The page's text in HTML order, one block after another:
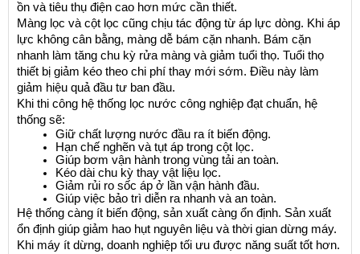
ồn và tiêu thụ điện cao hơn mức cần thiết.
Màng lọc và cột lọc cũng chịu tác động từ áp lực dòng. Khi áp
lực không cân bằng, màng dễ bám cặn nhanh. Bám cặn
nhanh làm tăng chu kỳ rửa màng và giảm tuổi thọ. Tuổi thọ
thiết bị giảm kéo theo chi phí thay mới sớm. Điều này làm
giảm hiệu quả đầu tư ban đầu.
Khi thi công hệ thống lọc nước công nghiệp đạt chuẩn, hệ
thống sẽ:
Giữ chất lượng nước đầu ra ít biến động.
Hạn chế nghẽn và tụt áp trong cột lọc.
Giúp bơm vận hành trong vùng tải an toàn.
Kéo dài chu kỳ thay vật liệu lọc.
Giảm rủi ro sốc áp ở lần vận hành đầu.
Giúp việc bảo trì diễn ra nhanh và an toàn.
Hệ thống càng ít biến động, sản xuất càng ổn định. Sản xuất
ổn định giúp giảm hao hụt nguyên liệu và thời gian dừng máy.
Khi máy ít dừng, doanh nghiệp tối ưu được năng suất tốt hơn.